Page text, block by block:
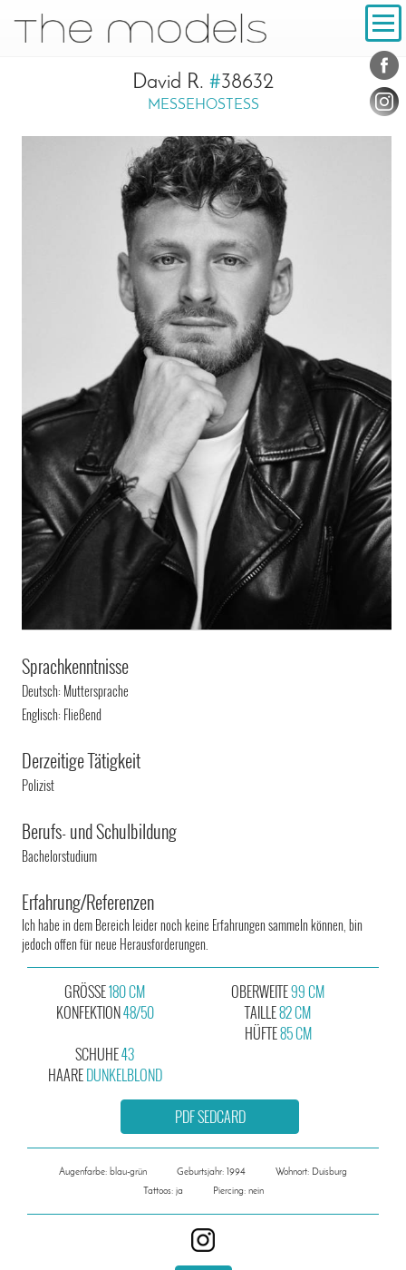
Navigation
David R. #38632
MESSEHOSTESS
Sprachkenntnisse
Deutsch: Muttersprache
Englisch: Fließend
Derzeitige Tätigkeit
Polizist
Berufs- und Schulbildung
Bachelorstudium
Erfahrung/Referenzen
Ich habe in dem Bereich leider noch keine Erfahrungen sammeln können, bin
jedoch offen für neue Herausforderungen.
GRÖSSE180 CM
KONFEKTION48/50
OBERWEITE99 CM
TAILLE82 CM
HÜFTE85 CM
SCHUHE43
HAAREDUNKELBLOND
PDF SEDCARD
Augenfarbe: blau-grün Geburtsjahr: 1994
Wohnort: Duisburg
Tattoos: ja
Piercing: nein